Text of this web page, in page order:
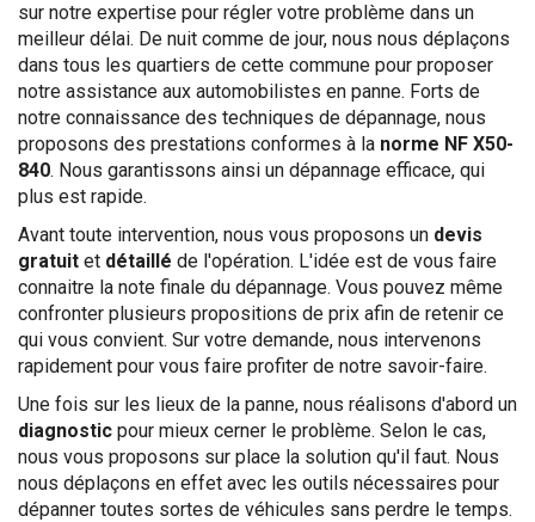
sur notre expertise pour régler votre problème dans un
meilleur délai. De nuit comme de jour, nous nous déplaçons
dans tous les quartiers de cette commune pour proposer
notre assistance aux automobilistes en panne. Forts de
notre connaissance des techniques de dépannage, nous
proposons des prestations conformes à la norme NF X50-
840. Nous garantissons ainsi un dépannage efficace, qui
plus est rapide.
Avant toute intervention, nous vous proposons un devis
gratuit et détaillé de l'opération. L'idée est de vous faire
connaitre la note finale du dépannage. Vous pouvez même
confronter plusieurs propositions de prix afin de retenir ce
qui vous convient. Sur votre demande, nous intervenons
rapidement pour vous faire profiter de notre savoir-faire.
Une fois sur les lieux de la panne, nous réalisons d'abord un
diagnostic pour mieux cerner le problème. Selon le cas,
nous vous proposons sur place la solution qu'il faut. Nous
nous déplaçons en effet avec les outils nécessaires pour
dépanner toutes sortes de véhicules sans perdre le temps.